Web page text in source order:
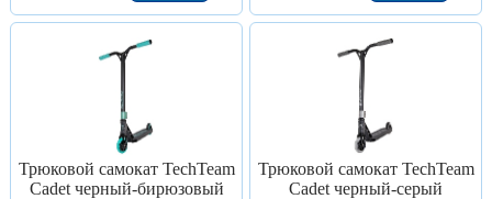
Трюковой самокат TechTeam
Cadet черный-бирюзовый
Трюковой самокат TechTeam
Cadet черный-серый